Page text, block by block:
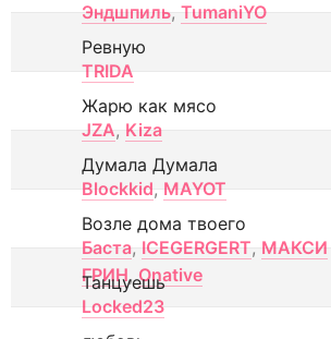
Эндшпиль, TumaniYO
Ревную
TRIDA
Жарю как мясо
JZA, Kiza
Думала Думала
Blockkid, MAYOT
Возле дома твоего
Баста, ICEGERGERT, МАКСИ
ГРИН, Onative
Танцуешь
Locked23